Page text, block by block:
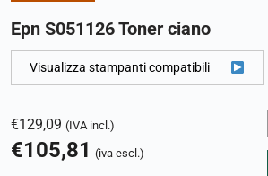
Epn S051126 Toner ciano
Visualizza stampanti compatibili
€129,09 (IVA incl.)
€105,81 (iva escl.)